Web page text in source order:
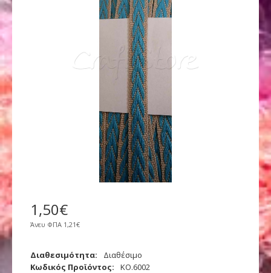
1,50€
Άνευ ΦΠΑ 1,21€
Διαθεσιμότητα:
Διαθέσιμο
Κωδικός Προϊόντος:
KO.6002